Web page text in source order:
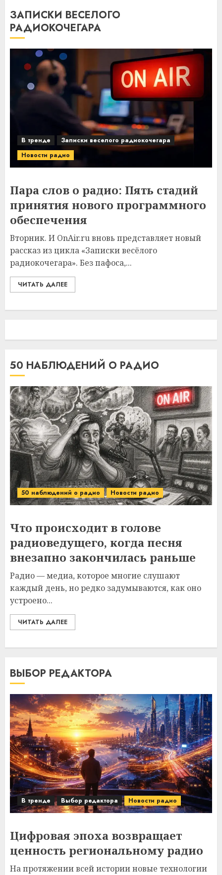
ЗАПИСКИ ВЕСЕЛОГО
РАДИОКОЧЕГАРА
В тренде
Записки веселого радиокочегара
Новости радио
Пара слов о радио: Пять стадий
принятия нового программного
обеспечения
Вторник. И OnAir.ru вновь представляет новый
рассказ из цикла «Записки весёлого
радиокочегара». Без пафоса,...
ЧИТАТЬ ДАЛЕЕ
50 НАБЛЮДЕНИЙ О РАДИО
50 наблюдений о радио Новости радио
Что происходит в голове
радиоведущего, когда песня
внезапно закончилась раньше
Радио — медиа, которое многие слушают
каждый день, но редко задумываются, как оно
устроено...
ЧИТАТЬ ДАЛЕЕ
ВЫБОР РЕДАКТОРА
В тренде Выбор редактора Новости радио
Цифровая эпоха возвращает
ценность региональному радио
На протяжении всей истории новые технологии